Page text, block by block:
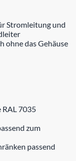
Stromleitung und
ohne das Gehäuse
RAL 7035
zum
passend